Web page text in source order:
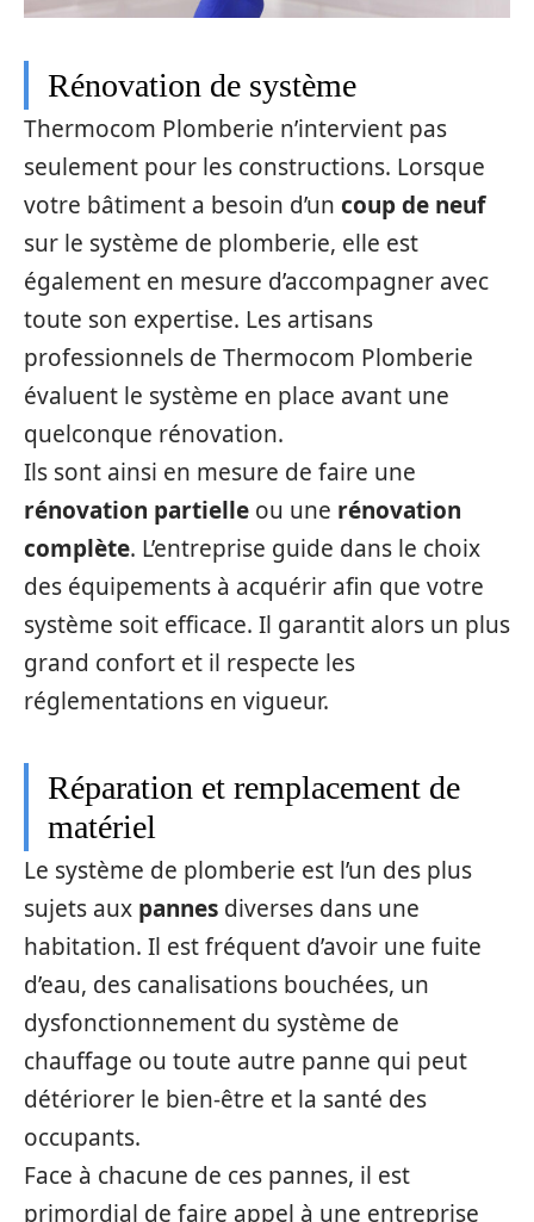
Rénovation de système
Thermocom Plomberie n’intervient pas
seulement pour les constructions. Lorsque
votre bâtiment a besoin d’un coup de neuf
sur le système de plomberie, elle est
également en mesure d’accompagner avec
toute son expertise. Les artisans
professionnels de Thermocom Plomberie
évaluent le système en place avant une
quelconque rénovation.
Ils sont ainsi en mesure de faire une
rénovation partielle ou une rénovation
complète. L’entreprise guide dans le choix
des équipements à acquérir afin que votre
système soit efficace. Il garantit alors un plus
grand confort et il respecte les
réglementations en vigueur.
Réparation et remplacement de
matériel
Le système de plomberie est l’un des plus
sujets aux pannes diverses dans une
habitation. Il est fréquent d’avoir une fuite
d’eau, des canalisations bouchées, un
dysfonctionnement du système de
chauffage ou toute autre panne qui peut
détériorer le bien-être et la santé des
occupants.
Face à chacune de ces pannes, il est
primordial de faire appel à une entreprise